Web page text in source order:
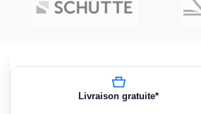
Livraison gratuite*